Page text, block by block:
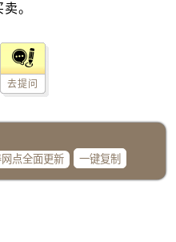
新疆维吾尔自治区新星市东风路江诗丹顿售后服务中心（需提前预约）
去提问
一键复制